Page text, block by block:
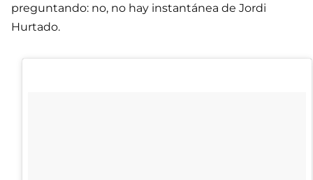
preguntando: no, no hay instantánea de Jordi
Hurtado.